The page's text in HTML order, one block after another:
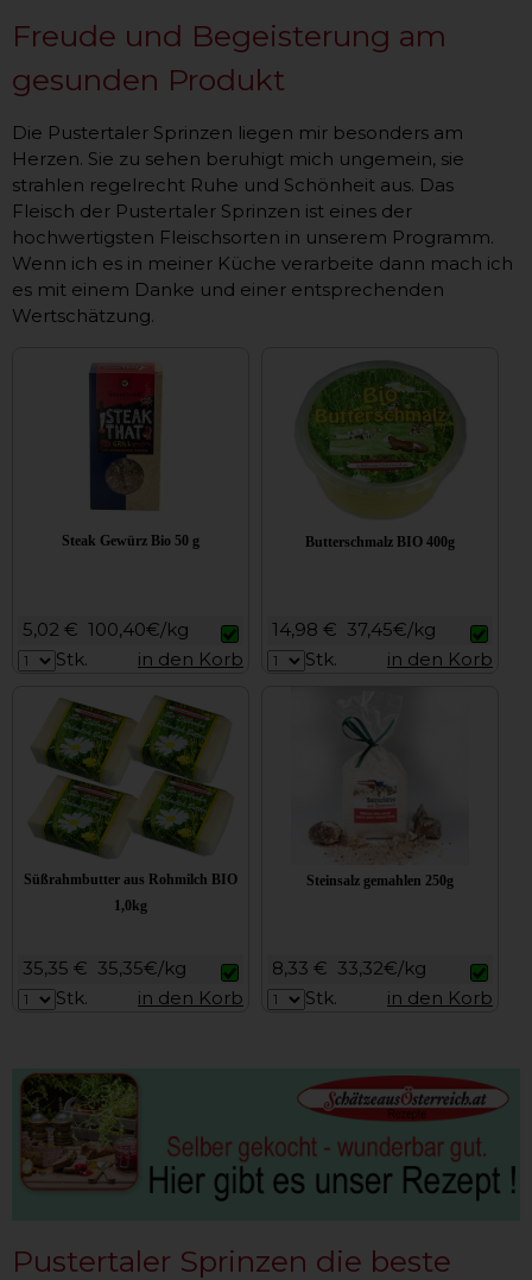
Freude und Begeisterung am
gesunden Produkt
Die Pustertaler Sprinzen liegen mir besonders am
Herzen. Sie zu sehen beruhigt mich ungemein, sie
strahlen regelrecht Ruhe und Schönheit aus. Das
Fleisch der Pustertaler Sprinzen ist eines der
hochwertigsten Fleischsorten in unserem Programm.
Wenn ich es in meiner Küche verarbeite dann mach ich
es mit einem Danke und einer entsprechenden
Wertschätzung.
Steak Gewürz Bio 50 g
5,02 € 100,40€/kg
Stk.
in den Korb
Butterschmalz BIO 400g
14,98 € 37,45€/kg
Stk.
in den Korb
Süßrahmbutter aus Rohmilch BIO
1,0kg
35,35 € 35,35€/kg
Stk.
in den Korb
Steinsalz gemahlen 250g
8,33 € 33,32€/kg
Stk.
in den Korb
Pustertaler Sprinzen die beste